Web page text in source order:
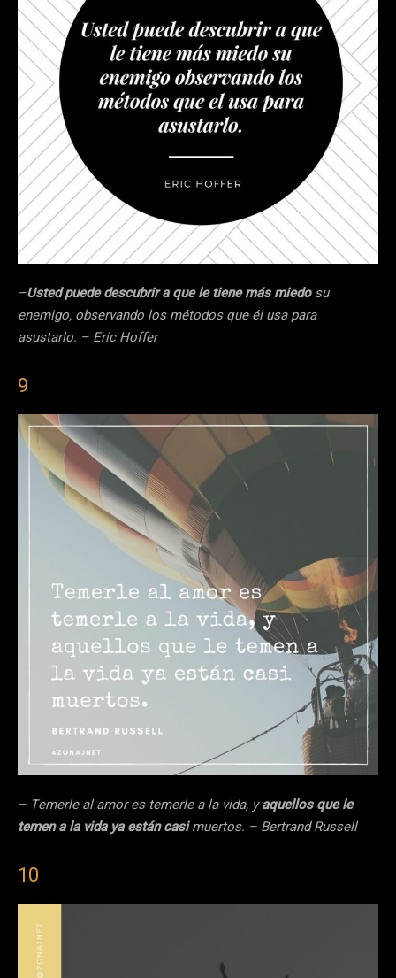
–Usted puede descubrir a que le tiene más miedosu
enemigo, observando los métodos que él usa para
asustarlo. – Eric Hoffer
9
– Temerle al amor es temerle a la vida, yaquellos que le
temen a la vida ya están casimuertos. – Bertrand Russell
10